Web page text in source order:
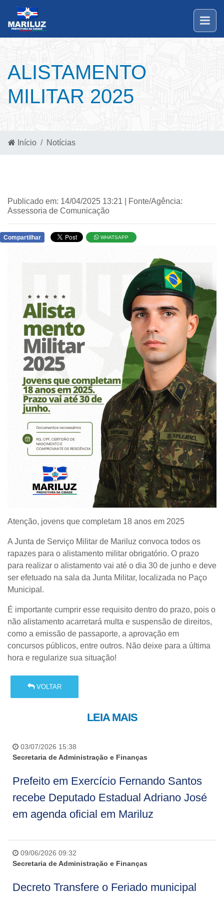
ALISTAMENTO
MILITAR 2025
Início Notícias
Publicado em: 14/04/2025 13:21 | Fonte/Agência:
Assessoria de Comunicação
Compartilhar WHATSAPP
Atenção, jovens que completam 18 anos em 2025
A Junta de Serviço Militar de Mariluz convoca todos os
rapazes para o alistamento militar obrigatório. O prazo
para realizar o alistamento vai até o dia 30 de junho e deve
ser efetuado na sala da Junta Militar, localizada no Paço
Municipal.
É importante cumprir esse requisito dentro do prazo, pois o
não alistamento acarretará multa e suspensão de direitos,
como a emissão de passaporte, a aprovação em
concursos públicos, entre outros. Não deixe para a última
hora e regularize sua situação!
VOLTAR
LEIA MAIS
03/07/2026 15:38
Secretaria de Administração e Finanças
Prefeito em Exercício Fernando Santos
recebe Deputado Estadual Adriano José
em agenda oficial em Mariluz
09/06/2026 09:32
Secretaria de Administração e Finanças
Decreto Transfere o Feriado municipal